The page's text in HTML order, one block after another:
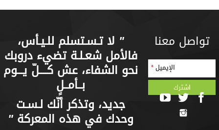
تواصل معنا
الإيميل*
" لا تـسـتسلم للـيـأس،
فالأمل شعـلـة تضيء دروبك
نحو الشفاء، عش كــــلّ يـــوم
بــأمــلٍ
جديد، وتذكر أنّك لـسـت
وحدك في هذه المعركة "